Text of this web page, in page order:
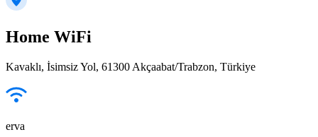
Home WiFi
Kavaklı, İsimsiz Yol, 61300 Akçaabat/Trabzon, Türkiye
erva